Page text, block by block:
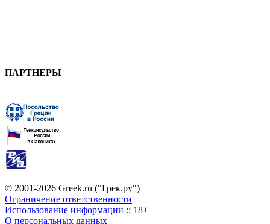
ПАРТНЕРЫ
© 2001-2026 Greek.ru ("Грек.ру")
Ограничение ответственности
Использование информации :: 18+
О персональных данных